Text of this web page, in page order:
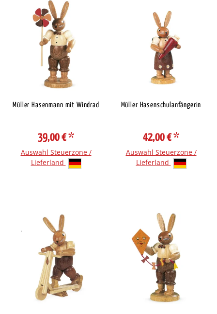
Müller Hasenmann mit Windrad
39,00 €*
Auswahl Steuerzone /
Lieferland
Müller Hasenschulanfängerin
42,00 €*
Auswahl Steuerzone /
Lieferland